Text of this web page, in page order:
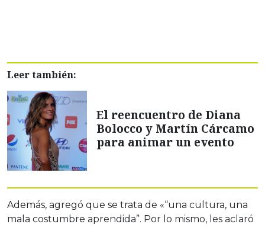
Leer también:
El reencuentro de Diana
Bolocco y Martín Cárcamo
para animar un evento
Además, agregó que se trata de «“una cultura, una
mala costumbre aprendida”. Por lo mismo, les aclaró